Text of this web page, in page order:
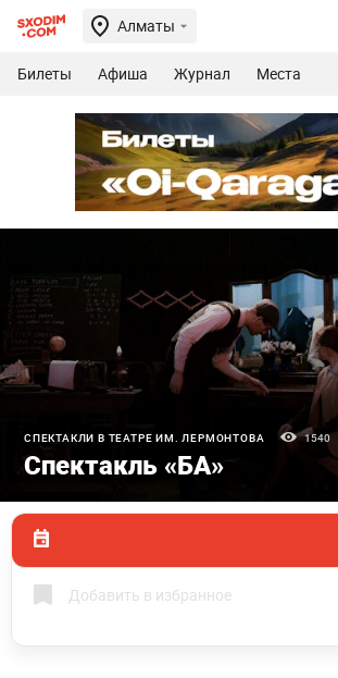
Алматы
Билеты Афиша Журнал Места
СПЕКТАКЛИ В ТЕАТРЕ ИМ. ЛЕРМОНТОВА 1540
Спектакль «БА»
Добавить в избранное